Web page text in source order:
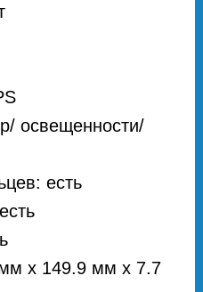
освещенности/
есть
х 149.9 мм х 7.7